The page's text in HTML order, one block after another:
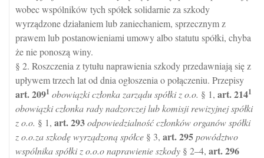
wobec wspólników tych spółek solidarnie za szkody
wyrządzone działaniem lub zaniechaniem, sprzecznym z
prawem lub postanowieniami umowy albo statutu spółki, chyba
że nie ponoszą winy.
§ 2. Roszczenia z tytułu naprawienia szkody przedawniają się z
upływem trzech lat od dnia ogłoszenia o połączeniu. Przepisy
art.2091 obowiązki członka zarządu spółki z o.o. § 1, art.2141
obowiązki członka rady nadzorczej lub komisji rewizyjnej spółki
z o.o. § 1, art.293odpowiedzialność członków organów spółki
z o.o.za szkodę wyrządzoną spółce § 3, art.295powództwo
wspólnika spółki z o.o.o naprawienie szkody § 2–4, art.296